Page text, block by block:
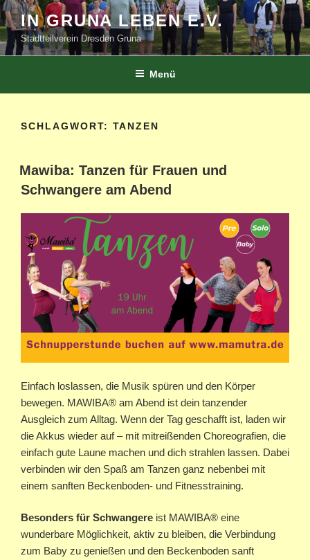
Zum
Inhalt
springen
IN GRUNA LEBEN E.V.
Stadtteilverein Dresden Gruna
Menü
SCHLAGWORT: TANZEN
Mawiba: Tanzen für Frauen und
Schwangere am Abend
Einfach loslassen, die Musik spüren und den Körper
bewegen. MAWIBA® am Abend ist dein tanzender
Ausgleich zum Alltag. Wenn der Tag geschafft ist, laden wir
die Akkus wieder auf – mit mitreißenden Choreografien, die
einfach gute Laune machen und dich strahlen lassen. Dabei
verbinden wir den Spaß am Tanzen ganz nebenbei mit
einem sanften Beckenboden- und Fitnesstraining.
Besonders für Schwangere ist MAWIBA® eine
wunderbare Möglichkeit, aktiv zu bleiben, die Verbindung
zum Baby zu genießen und den Beckenboden sanft